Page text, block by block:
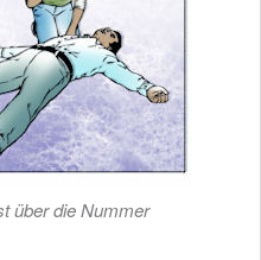
über die Nummer